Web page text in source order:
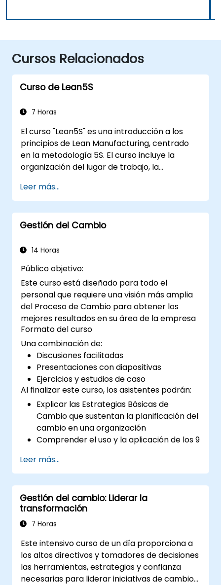
Cursos Relacionados
Curso de Lean5S
7 Horas
El curso "Lean5S" es una introducción a los
principios de Lean Manufacturing, centrado
en la metodología 5S. El curso incluye la
organización del lugar de trabajo, la
metodologías para mejorar la eficiencia
operativa. Los participantes aprenderán a
implementar todas las etapas: Clasificar,
Ordenar, Limpiar, Estandarizar y Mantener,
de seguridad en el lugar de trabajo.
Leer más...
Gestión del Cambio
14 Horas
Público objetivo:
Este curso está diseñado para todo el
personal que requiere una visión más amplia
del Proceso de Cambio para obtener los
mejores resultados en su área de la empresa
Formato del curso
Una combinación de:
Discusiones facilitadas
Presentaciones con diapositivas
Ejercicios y estudios de caso
Al finalizar este curso, los asistentes podrán:
Explicar las Estrategias Básicas de
Cambio que sustentan la planificación del
cambio en una organización
Comprender el uso y la aplicación de los 9
Elaborar un Plan de Cambio adecuado
para su área de la empresa
Leer más...
Gestión del cambio: Liderar la
transformación
7 Horas
Este intensivo curso de un día proporciona a
los altos directivos y tomadores de decisiones
las herramientas, estrategias y confianza
necesarias para liderar iniciativas de cambio